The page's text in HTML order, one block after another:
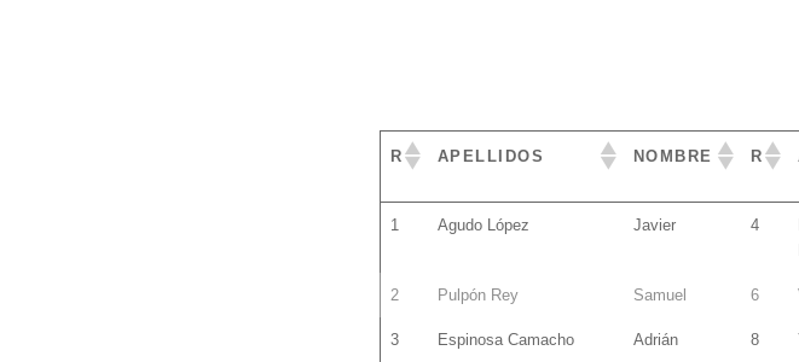
R APELLIDOS NOMBRE R
R APELLIDOS NOMBRE R
1 Agudo López Javier 4
2 Pulpón Rey Samuel 6
3 Espinosa Camacho Adrián 8